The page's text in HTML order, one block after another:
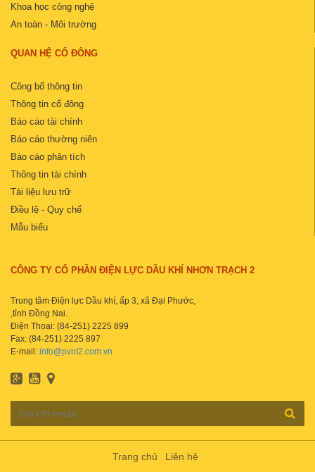
Khoa học công nghệ
An toàn - Môi trường
QUAN HỆ CỔ ĐÔNG
Công bố thông tin
Thông tin cổ đông
Báo cáo tài chính
Báo cáo thường niên
Báo cáo phân tích
Thông tin tài chính
Tài liệu lưu trữ
Điều lệ - Quy chế
Mẫu biểu
CÔNG TY CỔ PHẦN ĐIỆN LỰC DẦU KHÍ NHƠN TRẠCH 2
Trung tâm Điện lực Dầu khí, ấp 3, xã Đại Phước,
,tỉnh Đồng Nai.
Điện Thoại: (84-251) 2225 899
Fax: (84-251) 2225 897
E-mail: info@pvnt2.com.vn
Trang chủ Liên hệ